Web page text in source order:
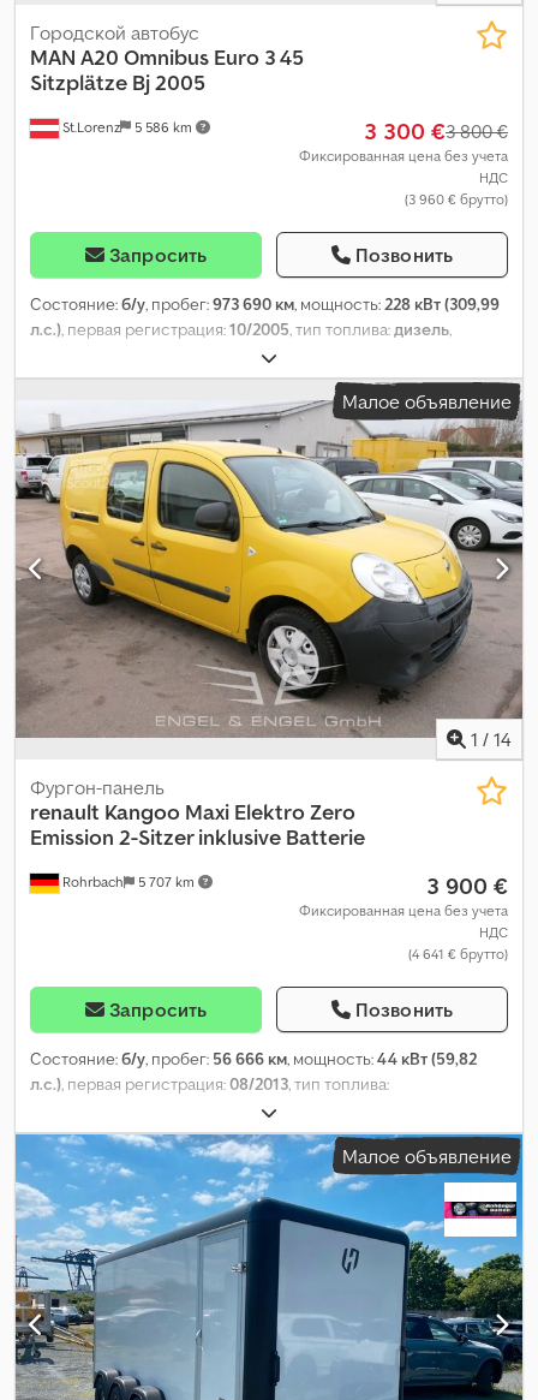
St.Lorenz 5 586 km
Городской автобус
MAN A20 Omnibus Euro 3 45
Sitzplätze Bj 2005
3 300 €3 800 €
Фиксированная цена без учета
НДС
(3 960 € брутто)
Запросить Позвонить
Состояние:б/у, пробег:973 690 км, мощность: 228 кВт (309,99
л.с.) , первая регистрация:10/2005 , тип топлива:дизель
, тип передачи:
выбросов:Евро 3, цвет:белый, тормоза:ретардер,
отопитель стояночный, Малое объявление
1 / 14
Rohrbach 5 707 km
Фургон-панель
renault Kangoo Maxi Elektro Zero
Emission 2-Sitzer inklusive Batterie
3 900 €
Фиксированная цена без учета
НДС
(4 641 € брутто)
Запросить Позвонить
Состояние:б/у, пробег: 56 666 км, мощность:44 кВт (59,82
л.с.), первая регистрация:08/2013, тип топлива:
, собственный вес:
грузоподъёмность:595 кг, общий вес:2 175 кг, конфигурация
осей:4x2, колесная база:3 081 мм , топливо:электричество,
Выбросы CO₂:
137 г/км , расход топлива (городской цикл):5,9
л/100км, расход топлива (за городом):4,8 л/100км
, расход
топлива (смешанный цикл):
5,2 л/100км, цвет:жёлтый, кабина
водителя:другое , тип передачи: автоматический, класс
выбросов:нет , подвеска: другое , количество мест:2, общая
длина:4 597 мм, Год выпуска: 2013, строительная высота:1 810
мм, Оборудование:
ABS, бортовой компьютер, подушка
безопасности, сажевый фильтр, система иммобилайзера,
центральный замок, электронная программа стабилизации
Малое объявление